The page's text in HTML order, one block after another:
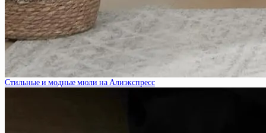
Стильные и модные мюли на Алиэкспресс